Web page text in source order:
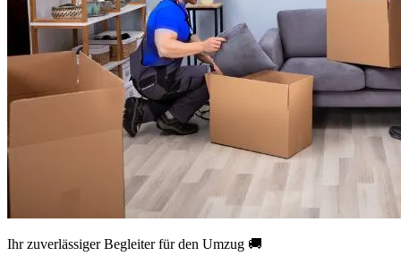
Ihr zuverlässiger Begleiter für den Umzug 🚚